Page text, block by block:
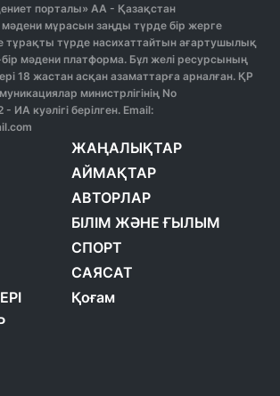
порталы» АА - Қазақстан
мұрасын заңды түрде бір жерге
тұрақты түрде насихаттайтын ағартушылық
мәдени платформа. Бұл желі ресурсының
18 жастан асқан азаматтарға арналған. ҚР
министрлігінің No
ИА куәлігі берілген. Email:
ЖАҢАЛЫҚТАР
АЙМАҚТАР
АВТОРЛАР
БІЛІМ ЖӘНЕ ҒЫЛЫМ
СПОРТ
САЯСАТ
Қоғам